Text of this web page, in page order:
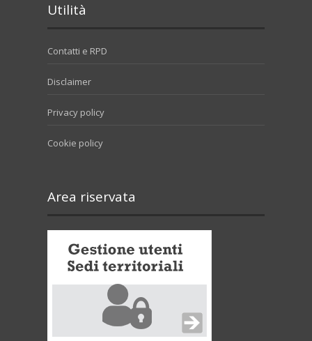
Utilità
Contatti e RPD
Disclaimer
Privacy policy
Cookie policy
Area riservata